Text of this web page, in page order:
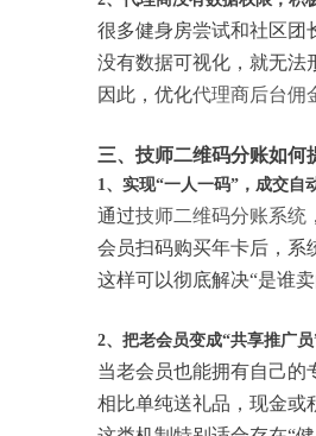
很多健身房尝试和社区团
没有数据可视化，就无法
因此，优化代理商后台佣
三、技师二维码分账如何
1、实现“一人一码”，成交自
通过技师二维码分账系统
会员扫码购买年卡后，系
这样可以彻底解决“是谁
2、把老会员变成“共享推广员
当老会员也能拥有自己的
相比单纯送礼品，现金或